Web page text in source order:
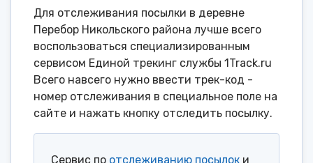
Для отслеживания посылки в деревне
Перебор Никольского района лучше всего
воспользоваться специализированным
сервисом Единой трекинг службы 1Track.ru
Всего навсего нужно ввести трек-код -
номер отслеживания в специальное поле на
сайте и нажать кнопку отследить посылку.
Сервис по отслеживанию посылок и